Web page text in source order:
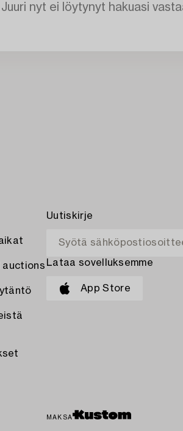
Juuri nyt ei löytynyt hakuasi
auctions
Uutiskirje
Lataa sovelluksemme
App Store
MAKSA